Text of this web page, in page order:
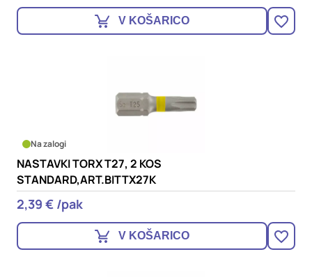
V KOŠARICO
Na zalogi
NASTAVKI TORX T27, 2 KOS
STANDARD,ART.BITTX27K
2,39 € /pak
V KOŠARICO